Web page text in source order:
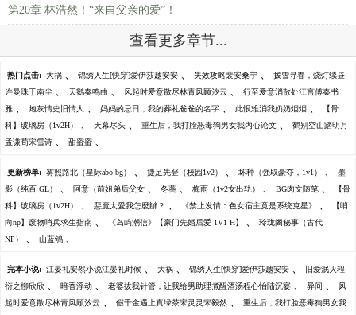
第20章 林浩然！“来自父亲的爱”！
查看更多章节...
热门点击: 大祸 、 锦绣人生[快穿]爱伊莎越安安 、 失效攻略裴安桑宁 、 拨雪寻春，烧灯续昼
许曼珠于南尘 、 天鹅奏鸣曲 、 风起时爱意散尽林青风顾汐云 、 行至爱意消散处江言傅秦书
雅 、 炮灰情史旧情人 、 妈妈的忌日，我的葬礼爸爸的名字 、 此恨难消我奶奶烟烟 、 【骨
科】玻璃房（1v2H） 、 天幕尽头 、 重生后，我打脸恶毒狗男女我内心论文 、 鹤别空山踏明月
孟谦荀宋雪诗 、 甜蜜蜜 、
更新榜单: 雾照路北（星际abo bg） 、 捷足先登（校园1v2） 、 坏种（强取豪夺，1v1） 、 墨
影（纯百 GL） 、 阿意（前姐弟后父女 、 冬葵 、 梅雨（1v2女出轨） 、 BG肉文随笔 、 【骨
科】玻璃房（1v2H） 、 惡魔太愛我怎麼辦？ 、 《禁止发情：色女宿主竟是系统克星》 、 【哨
向np】废物哨兵求生指南 、 《岛屿潮信》【豪门先婚后爱 1V1 H】 、 玲珑阁秘事（古代
NP） 、 山蓝鸲 、
完本小说: 江晏礼安然小说江晏礼时候 、 大祸 、 锦绣人生[快穿]爱伊莎越安安 、 旧爱泯灭程
衍之柳欣欣 、 暗香浮动 、 老婆拔我针管，让我给男助理煮醒酒汤程心怡陆沉宴 、 异间 、 风
起时爱意散尽林青风顾汐云 、 假千金遇上真绿茶宋灵灵宋毅然 、 重生后，我打脸恶毒狗男女我